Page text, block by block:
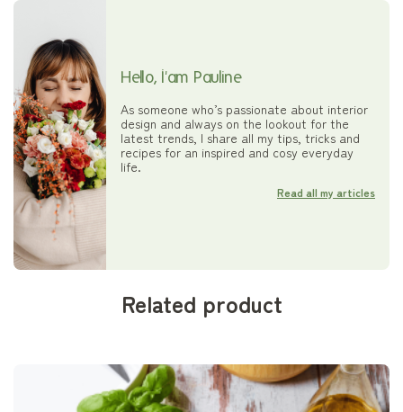
Hello, I'am Pauline
As someone who’s passionate about interior
design and always on the lookout for the
latest trends, I share all my tips, tricks and
recipes for an inspired and cosy everyday
life.
Read all my articles
Related product